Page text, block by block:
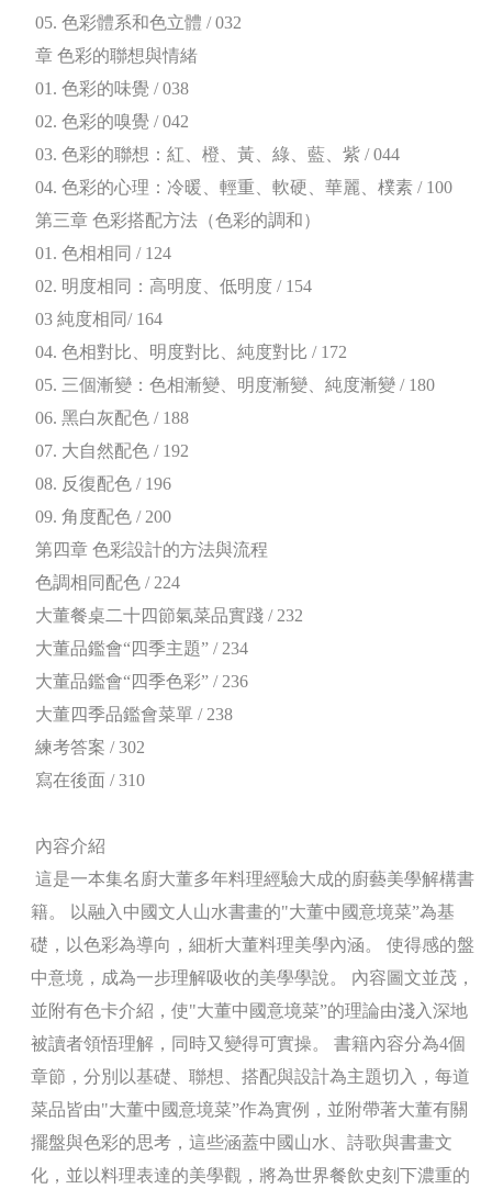
05. 色彩體系和色立體 / 032
章 色彩的聯想與情緒
01. 色彩的味覺 / 038
02. 色彩的嗅覺 / 042
03. 色彩的聯想：紅、橙、黃、綠、藍、紫 / 044
04. 色彩的心理：冷暖、輕重、軟硬、華麗、樸素 / 100
第三章 色彩搭配方法（色彩的調和）
01. 色相相同 / 124
02. 明度相同：高明度、低明度 / 154
03 純度相同/ 164
04. 色相對比、明度對比、純度對比 / 172
05. 三個漸變：色相漸變、明度漸變、純度漸變 / 180
06. 黑白灰配色 / 188
07. 大自然配色 / 192
08. 反復配色 / 196
09. 角度配色 / 200
第四章 色彩設計的方法與流程
色調相同配色 / 224
大董餐桌二十四節氣菜品實踐 / 232
大董品鑑會“四季主題” / 234
大董品鑑會“四季色彩” / 236
大董四季品鑑會菜單 / 238
練考答案 / 302
寫在後面 / 310
內容介紹
這是一本集名廚大董多年料理經驗大成的廚藝美學解構書
籍。 以融入中國文人山水書畫的"大董中國意境菜”為基
礎，以色彩為導向，細析大董料理美學內涵。 使得感的盤
中意境，成為一步理解吸收的美學學說。 內容圖文並茂，
並附有色卡介紹，使"大董中國意境菜”的理論由淺入深地
被讀者領悟理解，同時又變得可實操。 書籍內容分為4個
章節，分別以基礎、聯想、搭配與設計為主題切入，每道
菜品皆由"大董中國意境菜”作為實例，並附帶著大董有關
擺盤與色彩的思考，這些涵蓋中國山水、詩歌與書畫文
化，並以料理表達的美學觀，將為世界餐飲史刻下濃重的